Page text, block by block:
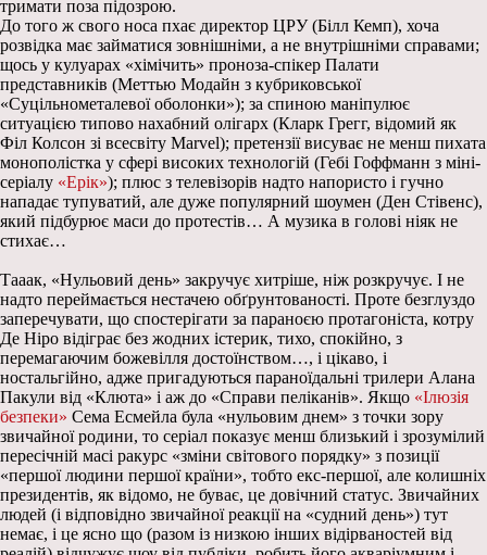
тримати поза підозрою.
До того ж свого носа пхає директор ЦРУ (Білл Кемп), хоча
розвідка має займатися зовнішніми, а не внутрішніми справами;
щось у кулуарах «хімічить» проноза-спікер Палати
представників (Меттью Модайн з кубриковської
«Суцільнометалевої оболонки»); за спиною маніпулює
ситуацією типово нахабний олігарх (Кларк Грегг, відомий як
Філ Колсон зі всесвіту Marvel); претензії висуває не менш пихата
монополістка у сфері високих технологій (Гебі Гоффманн з міні-
серіалу «Ерік»); плюс з телевізорів надто напористо і гучно
нападає тупуватий, але дуже популярний шоумен (Ден Стівенс),
який підбурює маси до протестів… А музика в голові ніяк не
стихає…
Тааак, «Нульовий день» закручує хитріше, ніж розкручує. І не
надто переймається нестачею обґрунтованості. Проте безглуздо
заперечувати, що спостерігати за параноєю протагоніста, котру
Де Ніро відіграє без жодних істерик, тихо, спокійно, з
перемагаючим божевілля достоїнством…, і цікаво, і
ностальгійно, адже пригадуються параноїдальні трилери Алана
Пакули від «Клюта» і аж до «Справи пеліканів». Якщо «Ілюзія
безпеки» Сема Есмейла була «нульовим днем» з точки зору
звичайної родини, то серіал показує менш близький і зрозумілий
пересічній масі ракурс «зміни світового порядку» з позиції
«першої людини першої країни», тобто екс-першої, але колишніх
президентів, як відомо, не буває, це довічний статус. Звичайних
людей (і відповідно звичайної реакції на «судний день») тут
немає, і це ясно що (разом із низкою інших відірваностей від